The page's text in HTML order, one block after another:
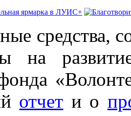
средства,
на
отчет и о